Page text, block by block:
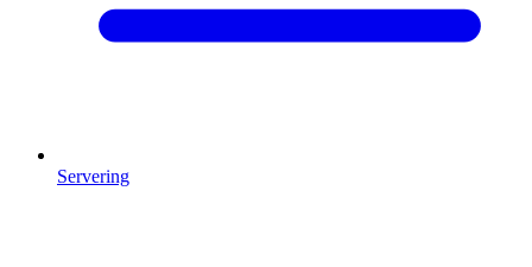
Servering